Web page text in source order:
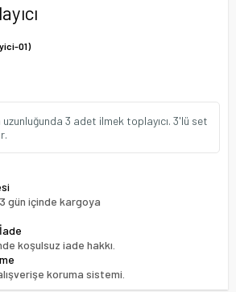
01)
uzunluğunda 3 adet ilmek toplayıcı. 3'lü set
gün içinde kargoya
koşulsuz iade hakkı.
koruma sistemi.